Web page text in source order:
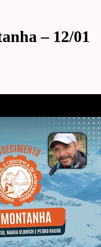
– 12/01